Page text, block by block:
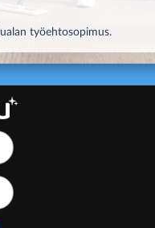
työehtosopimus.